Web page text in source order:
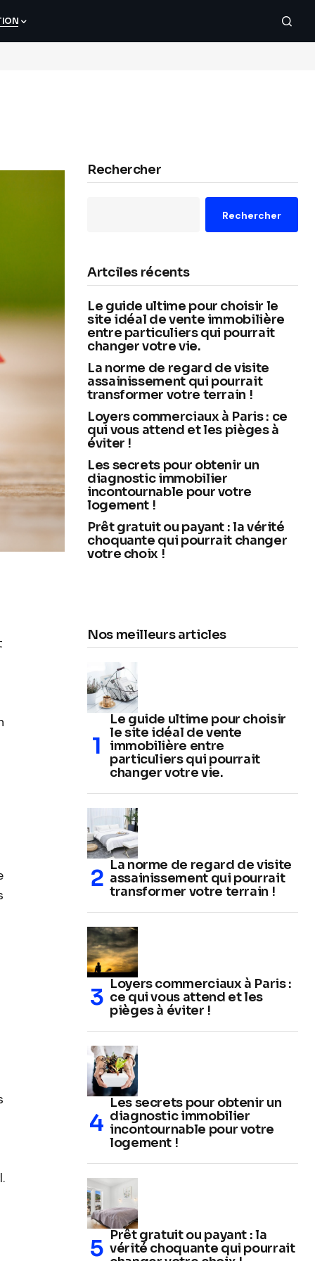
Rechercher
Rechercher
Artciles récents
Le guide ultime pour choisir le
site idéal de vente immobilière
entre particuliers qui pourrait
changer votre vie.
La norme de regard de visite
assainissement qui pourrait
transformer votre terrain !
Loyers commerciaux à Paris : ce
qui vous attend et les pièges à
éviter !
Les secrets pour obtenir un
diagnostic immobilier
incontournable pour votre
logement !
Prêt gratuit ou payant : la vérité
choquante qui pourrait changer
votre choix !
Nos meilleurs articles
Le guide ultime pour choisir
le site idéal de vente
immobilière entre
particuliers qui pourrait
changer votre vie.
La norme de regard de visite
assainissement qui pourrait
transformer votre terrain !
Loyers commerciaux à Paris :
ce qui vous attend et les
pièges à éviter !
Les secrets pour obtenir un
diagnostic immobilier
incontournable pour votre
logement !
Prêt gratuit ou payant : la
vérité choquante qui pourrait